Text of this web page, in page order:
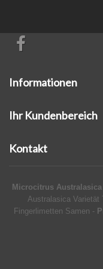
Informationen
Ihr Kundenbereich
Kontakt
Microcitrus Australasica
Australasica Varietät
Fingerlimetten Samen -